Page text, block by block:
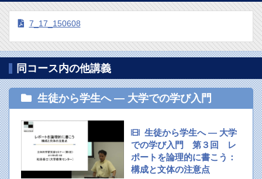
7_17_150608
同コース内の他講義
生徒から学生へ — 大学での学び入門
生徒から学生へ — 大学
での学び入門 第３回 レ
ポートを論理的に書こう：
構成と文体の注意点